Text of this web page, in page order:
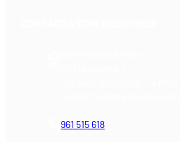
961 515 618